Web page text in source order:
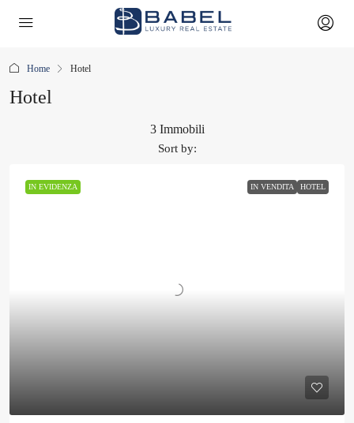
Home Hotel
Hotel
3 Immobili
Sort by:
IN EVIDENZA IN VENDITA HOTEL